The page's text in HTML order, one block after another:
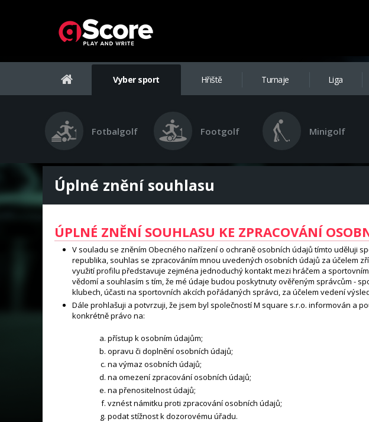
Vyber sport Hřiště Turnaje Liga
Fotbalgolf Footgolf Minigolf
Úplné znění souhlasu
ÚPLNÉ ZNĚNÍ SOUHLASU KE ZPRACOVÁNÍ
V souladu se zněním Obecného nařízení o ochraně osobních údajů tímto uděluji
republika, souhlas se zpracováním mnou uvedených osobních údajů za účelem
využití profilu představuje zejména jednoduchý kontakt mezi hráčem a
vědomí a souhlasím s tím, že mé údaje budou poskytnuty ověřeným správcům -
klubech, účasti na sportovních akcích pořádaných správci, za účelem vedení
Dále prohlašuji a potvrzuji, že jsem byl společností M square s.r.o. informován a
konkrétně právo na:
přístup k osobním údajům;
opravu či doplnění osobních údajů;
na výmaz osobních údajů;
na omezení zpracování osobních údajů;
na přenositelnost údajů;
vznést námitku proti zpracování osobních údajů;
podat stížnost k dozorovému úřadu.